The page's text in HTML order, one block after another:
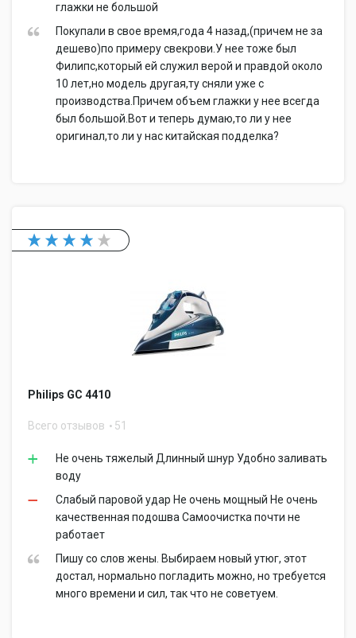
глажки не большой
Покупали в свое время,года 4 назад,(причем не за
дешево)по примеру свекрови.У нее тоже был
Филипс,который ей служил верой и правдой около
10 лет,но модель другая,ту сняли уже с
производства.Причем объем глажки у нее всегда
был большой.Вот и теперь думаю,то ли у нее
оригинал,то ли у нас китайская подделка?
Philips GC 4410
Всего отзывов 51
Не очень тяжелый Длинный шнур Удобно заливать
воду
Слабый паровой удар Не очень мощный Не очень
качественная подошва Самоочистка почти не
работает
Пишу со слов жены. Выбираем новый утюг, этот
достал, нормально погладить можно, но требуется
много времени и сил, так что не советуем.